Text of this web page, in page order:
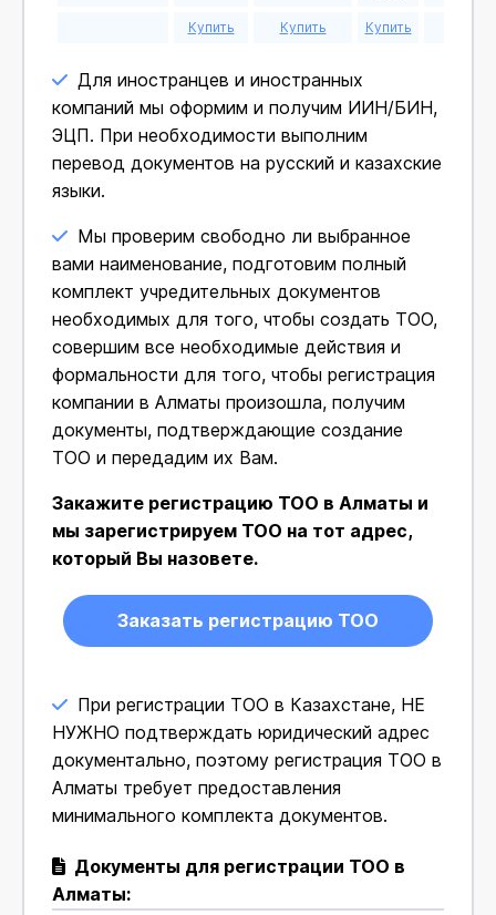
Купить Купить Купить
Для иностранцев и иностранных
компаний мы оформим и получим ИИН/БИН,
ЭЦП. При необходимости выполним
перевод документов на русский и казахские
языки.
Мы проверим свободно ли выбранное
вами наименование, подготовим полный
комплект учредительных документов
необходимых для того, чтобы создать ТОО,
совершим все необходимые действия и
формальности для того, чтобы регистрация
компании в Алматы произошла, получим
документы, подтверждающие создание
ТОО и передадим их Вам.
Закажите регистрацию ТОО в Алматы и
мы зарегистрируем ТОО на тот адрес,
который Вы назовете.
Заказать регистрацию ТОО
При регистрации ТОО в Казахстане, НЕ
НУЖНО подтверждать юридический адрес
документально, поэтому регистрация ТОО в
Алматы требует предоставления
минимального комплекта документов.
Документы для регистрации ТОО в
Алматы: